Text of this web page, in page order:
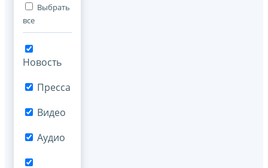
Выбрать
все
Новость
Пресса
Видео
Аудио